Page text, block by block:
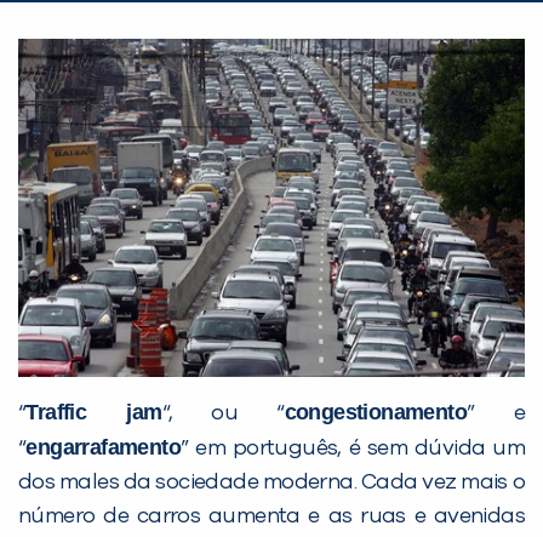
“Traffic jam“, ou “congestionamento” e
“engarrafamento” em português, é sem dúvida um
dos males da sociedade moderna. Cada vez mais o
número de carros aumenta e as ruas e avenidas
PEÇA UMA DEMONSTRAÇÃO DE MÉTODO
Desculpe!
Não encontramos nenhuma unidade
inFlux nesta cidade ou bairro que